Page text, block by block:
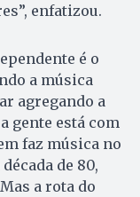
enfatizou.
é o
a música
agregando a
gente está com
faz música no
de 80,
a rota do